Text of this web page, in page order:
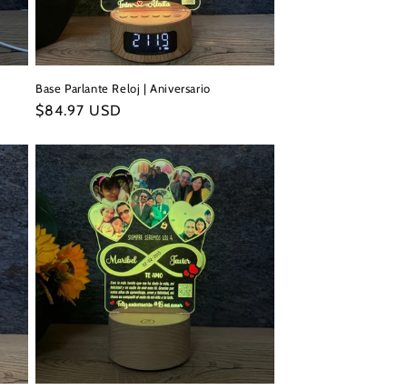
Base Parlante Reloj | Aniversario
Precio
$84.97 USD